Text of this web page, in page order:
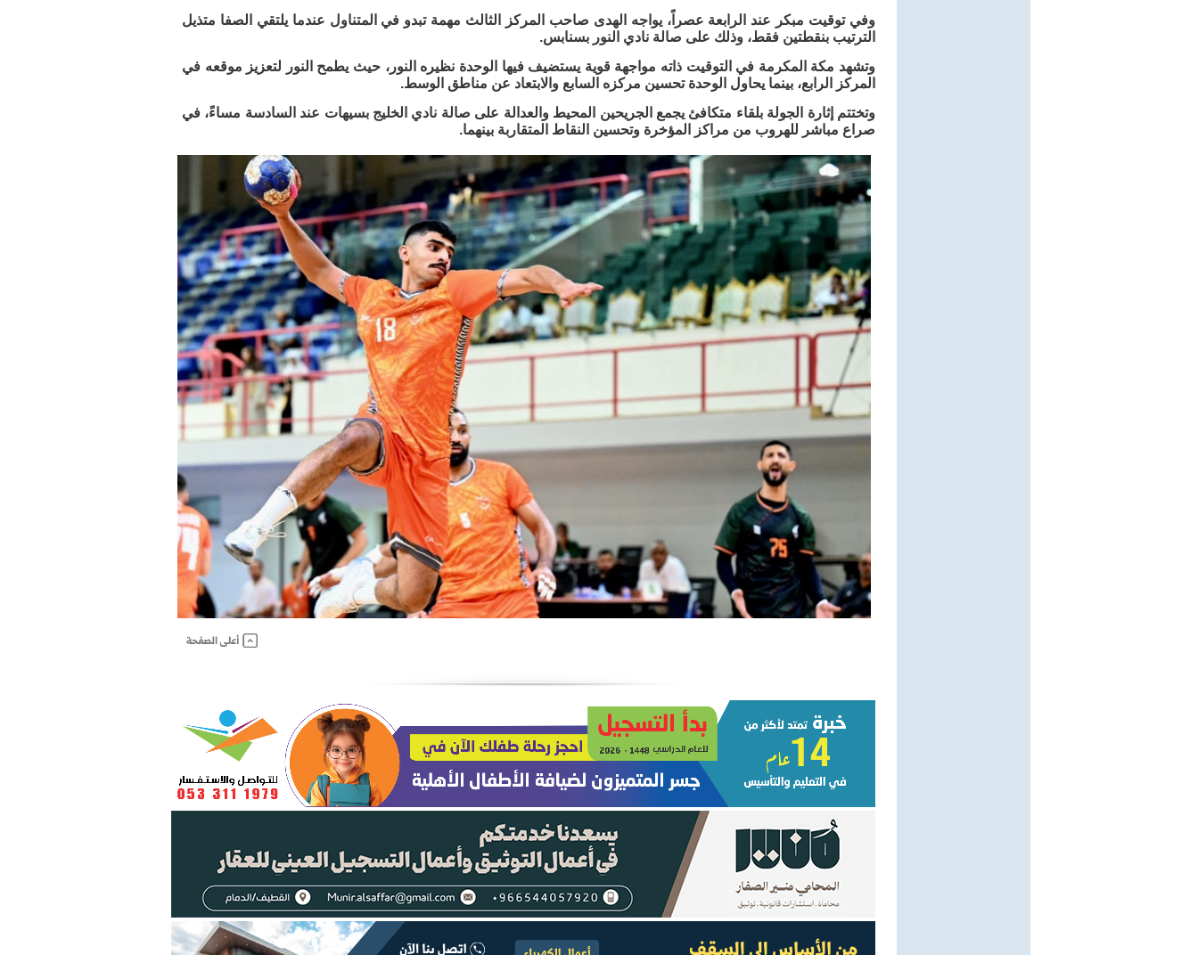
وفي توقيت مبكر عند الرابعة عصراً، يواجه الهدى صاحب المركز الثالث مهمة تبدو في المتناول عندما يلتقي الصفا متذيل
الترتيب بنقطتين فقط، وذلك على صالة نادي النور بسنابس.
وتشهد مكة المكرمة في التوقيت ذاته مواجهة قوية يستضيف فيها الوحدة نظيره النور، حيث يطمح النور لتعزيز موقعه في
المركز الرابع، بينما يحاول الوحدة تحسين مركزه السابع والابتعاد عن مناطق الوسط.
وتختتم إثارة الجولة بلقاء متكافئ يجمع الجريحين المحيط والعدالة على صالة نادي الخليج بسيهات عند السادسة مساءً، في
صراع مباشر للهروب من مراكز المؤخرة وتحسين النقاط المتقاربة بينهما.